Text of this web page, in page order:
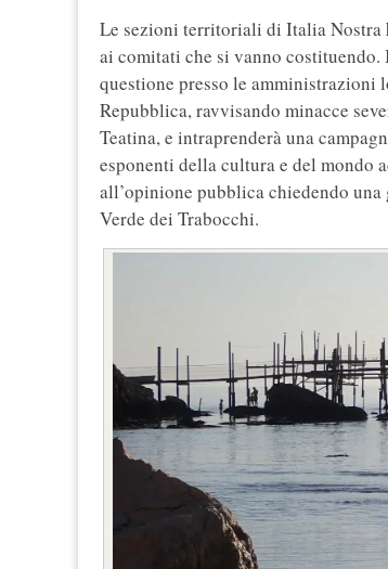
Le sezioni territoriali di Italia Nostra
ai comitati che si vanno
questione presso le amministrazioni
Repubblica, ravvisando minacce
Teatina, e intraprenderà una
esponenti della cultura e del mondo
all’opinione pubblica chiedendo
Verde dei Trabocchi.